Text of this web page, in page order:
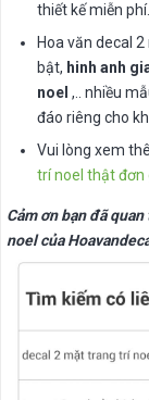
thiết kế miễn phí.
Hoa văn decal
bật, hinh anh
noel ,.. nhiều
đáo riêng cho
Vui lòng xem
trí noel thật đơn
Cảm ơn bạn đã
noel của